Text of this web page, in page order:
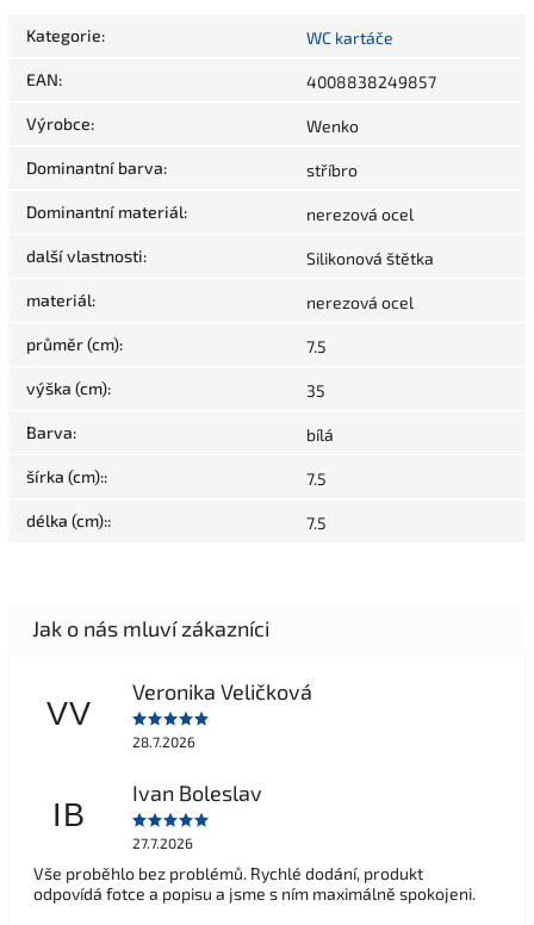
Kategorie: WC kartáče
EAN: 4008838249857
Výrobce: Wenko
Dominantní barva: stříbro
Dominantní materiál: nerezová ocel
další vlastnosti: Silikonová štětka
materiál: nerezová ocel
průměr (cm): 7.5
výška (cm): 35
Barva: bílá
šírka (cm):: 7.5
délka (cm):: 7.5
VV
Veronika Veličková
28.7.2026
IB
Ivan Boleslav
27.7.2026
Vše proběhlo bez problémů. Rychlé dodání, produkt
odpovídá fotce a popisu a jsme s ním maximálně spokojeni.